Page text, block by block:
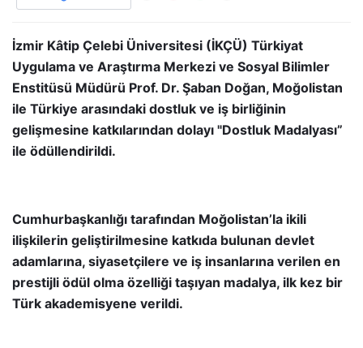
İzmir Kâtip Çelebi Üniversitesi (İKÇÜ) Türkiyat
Uygulama ve Araştırma Merkezi ve Sosyal Bilimler
Enstitüsü Müdürü Prof. Dr. Şaban Doğan, Moğolistan
ile Türkiye arasındaki dostluk ve iş birliğinin
gelişmesine katkılarından dolayı "Dostluk Madalyası”
ile ödüllendirildi.
Cumhurbaşkanlığı tarafından Moğolistan’la ikili
ilişkilerin geliştirilmesine katkıda bulunan devlet
adamlarına, siyasetçilere ve iş insanlarına verilen en
prestijli ödül olma özelliği taşıyan madalya, ilk kez bir
Türk akademisyene verildi.